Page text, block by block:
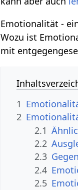
Emotionalität -
Wozu ist
mit
1
2
2.1
2.2
2.3
2.4
2.5